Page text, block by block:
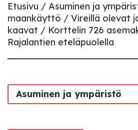
Etusivu Asuminen ja
maankäyttö
Vireillä olevat
kaavat
Korttelin 726
Rajalantien eteläpuolella
Asuminen ja ympäristö